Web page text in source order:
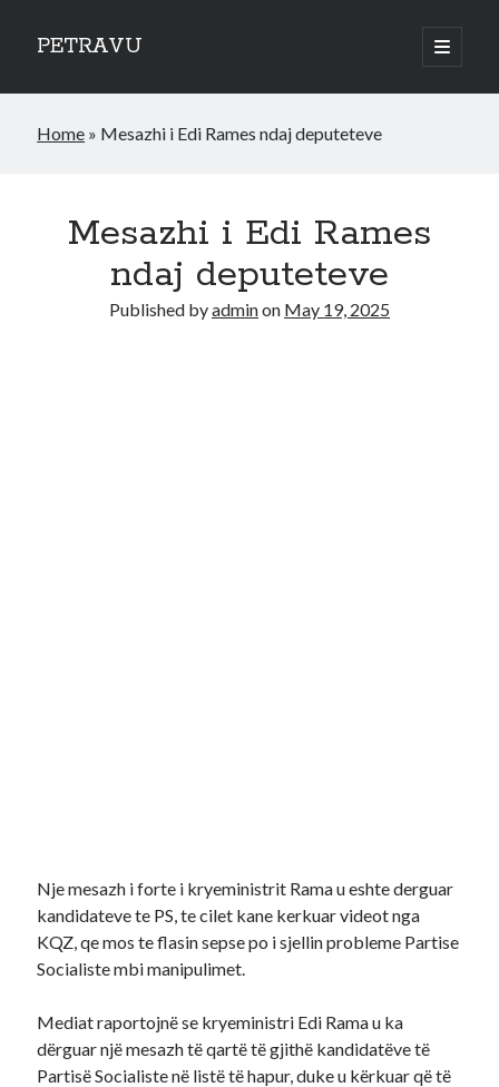
PETRAVU
open
primary
Sidebar
Bank
Home » Mesazhi i Edi Rames ndaj deputeteve
Mesazhi i Edi Rames
ndaj deputeteve
Published byadminon May 19, 2025
Nje mesazh i forte i kryeministrit Rama u eshte derguar
kandidateve te PS, te cilet kane kerkuar videot nga
KQZ, qe mos te flasin sepse po i sjellin probleme Partise
Socialiste mbi manipulimet.
Mediat raportojnë se kryeministri Edi Rama u ka
dërguar një mesazh të qartë të gjithë kandidatëve të
Partisë Socialiste në listë të hapur, duke u kërkuar që të